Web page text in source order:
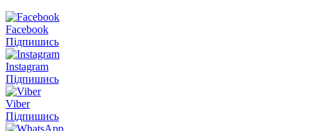
Facebook
Підпишись
Instagram
Підпишись
Viber
Підпишись